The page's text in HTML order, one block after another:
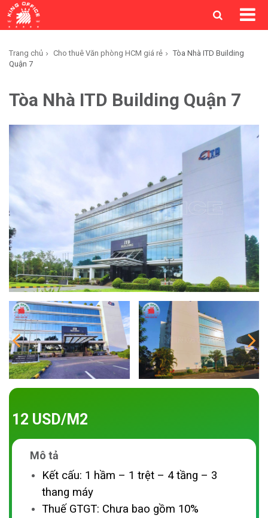
Trang chủ Cho thuê Văn phòng HCM giá rẻ
Tòa Nhà ITD Building
Quận 7
Tòa Nhà ITD Building Quận 7
12 USD/M2
Mô tả
Kết cấu: 1 hầm – 1 trệt – 4 tầng – 3
thang máy
Thuế GTGT: Chưa bao gồm 10%